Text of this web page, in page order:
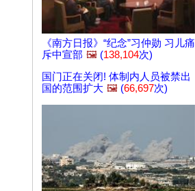
《南方日报》“纪念”习仲勋 习儿痛
斥中宣部 🖼️ (138,104次)
国门正在关闭! 体制内人员被禁出
国的范围扩大 🖼️ (66,697次)